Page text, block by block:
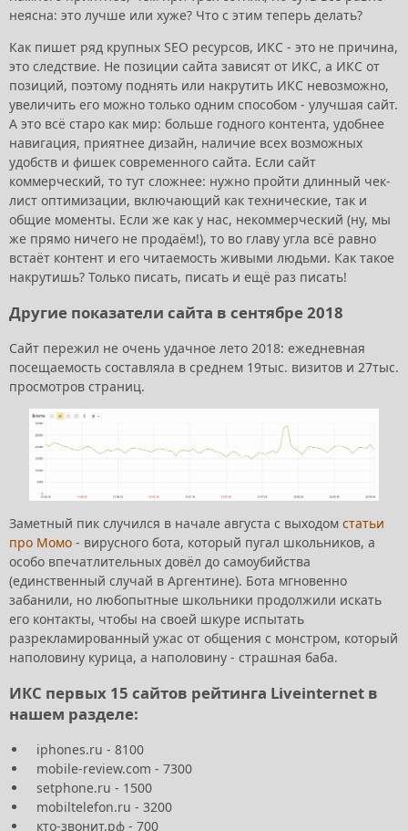
неясна: это лучше или хуже? Что с этим теперь делать?
Как пишет ряд крупных SEO ресурсов, ИКС - это не причина,
это следствие. Не позиции сайта зависят от ИКС, а ИКС от
позиций, поэтому поднять или накрутить ИКС невозможно,
увеличить его можно только одним способом - улучшая сайт.
А это всё старо как мир: больше годного контента, удобнее
навигация, приятнее дизайн, наличие всех возможных
удобств и фишек современного сайта. Если сайт
коммерческий, то тут сложнее: нужно пройти длинный чек-
лист оптимизации, включающий как технические, так и
общие моменты. Если же как у нас, некоммерческий (ну, мы
же прямо ничего не продаём!), то во главу угла всё равно
встаёт контент и его читаемость живыми людьми. Как такое
накрутишь? Только писать, писать и ещё раз писать!
Другие показатели сайта в сентябре 2018
Сайт пережил не очень удачное лето 2018: ежедневная
посещаемость составляла в среднем 19тыс. визитов и 27тыс.
просмотров страниц.
Заметный пик случился в начале августа с выходом статьи
про Момо - вирусного бота, который пугал школьников, а
особо впечатлительных довёл до самоубийства
(единственный случай в Аргентине). Бота мгновенно
забанили, но любопытные школьники продолжили искать
его контакты, чтобы на своей шкуре испытать
разрекламированный ужас от общения с монстром, который
наполовину курица, а наполовину - страшная баба.
ИКС первых 15 сайтов рейтинга Liveinternet в
нашем разделе:
iphones.ru - 8100
mobile-review.com - 7300
setphone.ru - 1500
mobiltelefon.ru - 3200
кто-звонит.рф - 700